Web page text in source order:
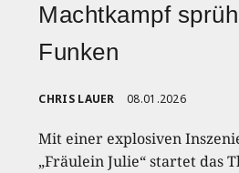
Machtkampf
Funken
CHRIS LAUER 08.01.2026
Mit einer explosiven
„Fräulein Julie“ startet das